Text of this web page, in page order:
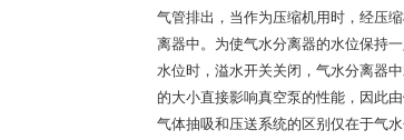
气管排出，当作为压缩机用时，经压
离器中。为使气水分离器的水位保持
水位时，溢水开关关闭，气水分离器
的大小直接影响真空泵的性能，因此
气体抽吸和压送系统的区别仅在于气